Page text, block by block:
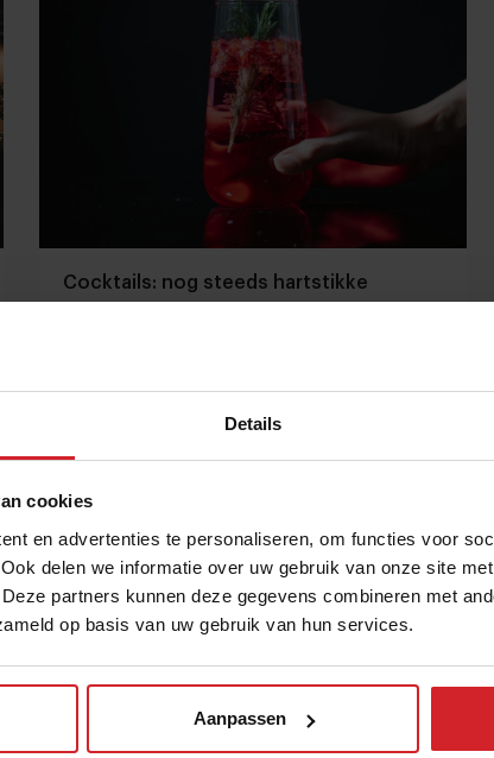
Details
cookies
en advertenties te personaliseren, om functies voor
delen we informatie over uw gebruik van onze site
partners kunnen deze gegevens combineren met
op basis van uw gebruik van hun services.
Aanpassen
Cocktails: nog steeds hartstikke